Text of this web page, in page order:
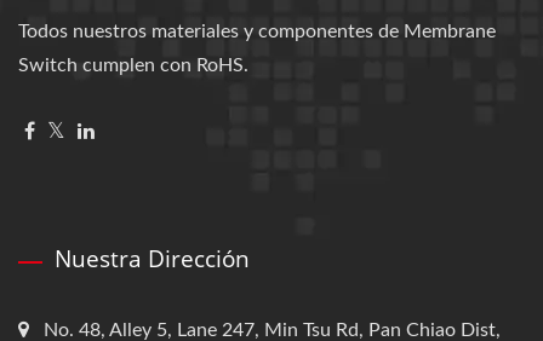
Todos nuestros materiales y componentes de Membrane
Switch cumplen con RoHS.
Nuestra Dirección
No. 48, Alley 5, Lane 247, Min Tsu Rd, Pan Chiao Dist,